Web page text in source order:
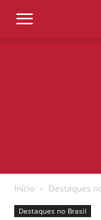
Início Destaques
Destaques no Brasil